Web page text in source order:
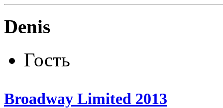
Denis
Гость
Broadway Limited 2013